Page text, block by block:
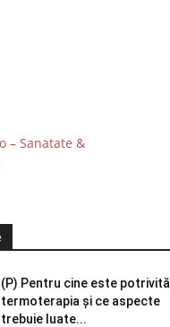
– Sanatate &
(P) Pentru cine este potrivită
termoterapia și ce aspecte
trebuie luate...